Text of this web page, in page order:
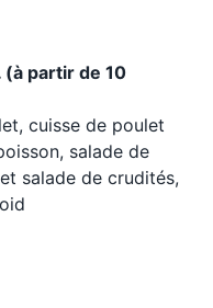
(à partir de 10
cuisse de poulet
salade de
salade de crudités,